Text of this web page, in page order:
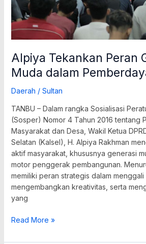
Alpiya Tekankan Peran
Muda dalam
Daerah / Sultan
TANBU – Dalam rangka Sosialisasi
(Sosper) Nomor 4 Tahun 2016 tentang
Masyarakat dan Desa, Wakil Ketua
Selatan (Kalsel), H. Alpiya Rakhman
aktif masyarakat, khususnya generasi
motor penggerak pembangunan.
memiliki peran strategis dalam menggali
mengembangkan kreativitas, serta
yang
Read More »